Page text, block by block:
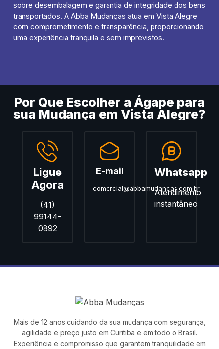
sobre desembalagem e garantia de integridade dos bens
transportados. A Abba Mudanças atua em Vista Alegre
com comprometimento e transparência, proporcionando
uma experiência tranquila e sem imprevistos.
Por Que Escolher a Ágape para
sua Mudança em Vista Alegre?
Ligue
Agora
(41)
99144-
0892
E-mail
comercial@abbamudancas.com.br
Whatsapp
Atendimento
instantâneo
Mais de 12 anos cuidando da sua mudança com segurança,
agilidade e preço justo em Curitiba e em todo o Brasil.
Experiência e compromisso que garantem tranquilidade em